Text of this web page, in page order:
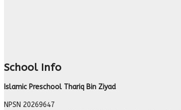
School Info
Islamic Preschool Thariq Bin Ziyad
NPSN 20269647